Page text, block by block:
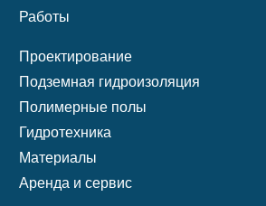
Работы
Проектирование
Подземная гидроизоляция
Полимерные полы
Гидротехника
Материалы
Аренда и сервис